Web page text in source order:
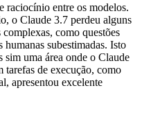
raciocínio entre os modelos.
o Claude 3.7 perdeu alguns
como questões
subestimadas. Isto
sim uma área onde o Claude
tarefas de execução, como
apresentou excelente